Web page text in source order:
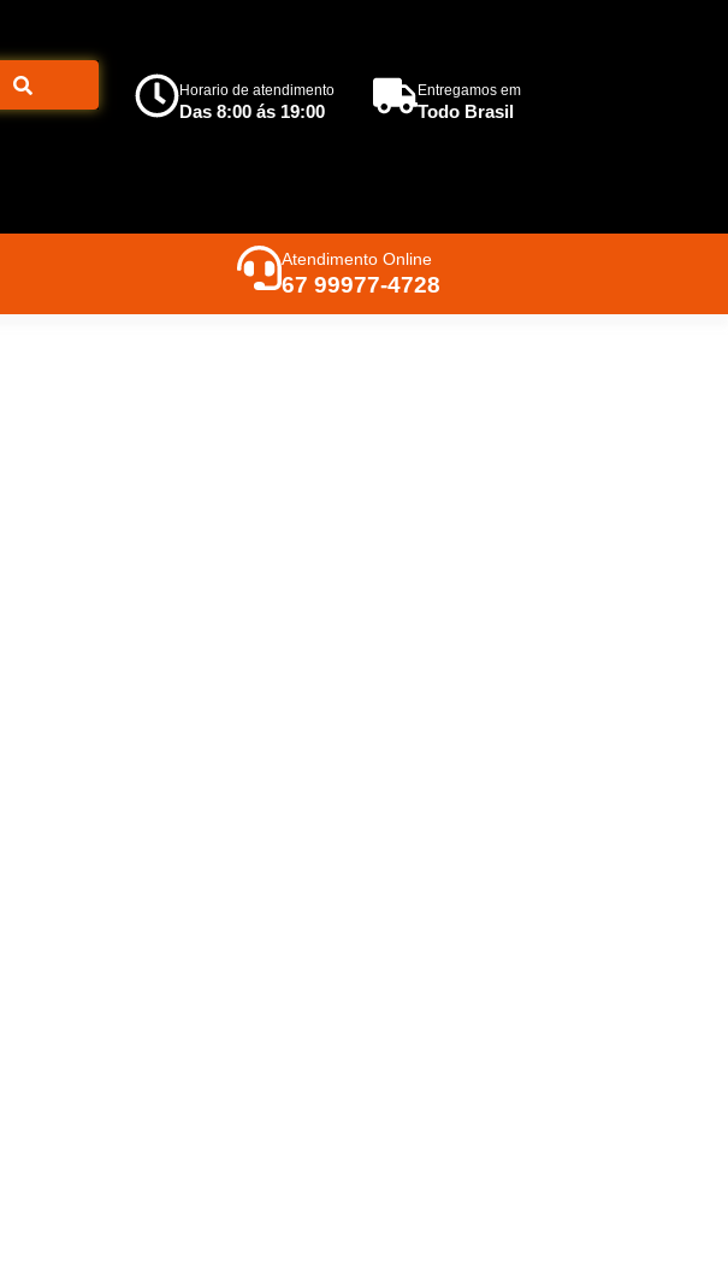
Horario de atendimento
Das 8:00 ás 19:00
Entregamos em
Todo Brasil
Atendimento Online
67 99977-4728